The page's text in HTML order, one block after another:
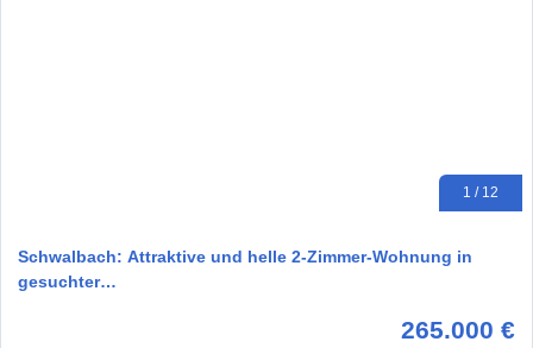
1 / 12
Schwalbach: Attraktive und helle 2-Zimmer-Wohnung in
gesuchter…
265.000 €